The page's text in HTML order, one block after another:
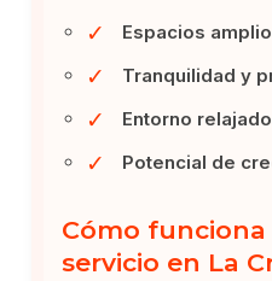
✓ Espacios
✓ Tranquilidad y
✓ Entorno relajado
✓ Potencial de
Cómo
servicio en La